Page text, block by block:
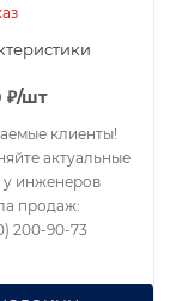
₽/шт
клиенты!
актуальные
у инженеров
продаж:
200-90-73